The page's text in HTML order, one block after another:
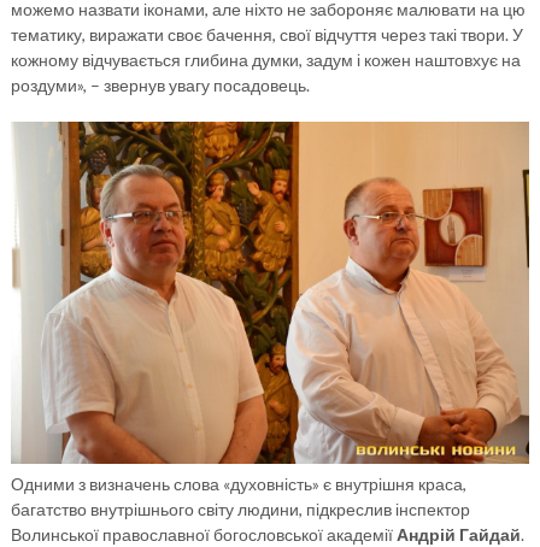
можемо назвати іконами, але ніхто не забороняє малювати на цю
тематику, виражати своє бачення, свої відчуття через такі твори. У
кожному відчувається глибина думки, задум і кожен наштовхує на
роздуми», – звернув увагу посадовець.
Одними з визначень слова «духовність» є внутрішня краса,
багатство внутрішнього світу людини, підкреслив інспектор
Волинської православної богословської академії Андрій Гайдай.